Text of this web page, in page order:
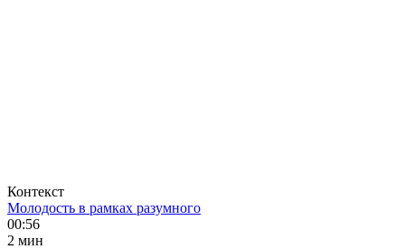
Контекст
Молодость в рамках разумного
00:56
2 мин